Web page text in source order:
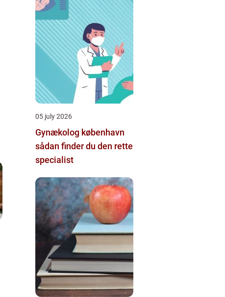
05 july 2026
Gynækolog københavn
sådan finder du den rette
specialist